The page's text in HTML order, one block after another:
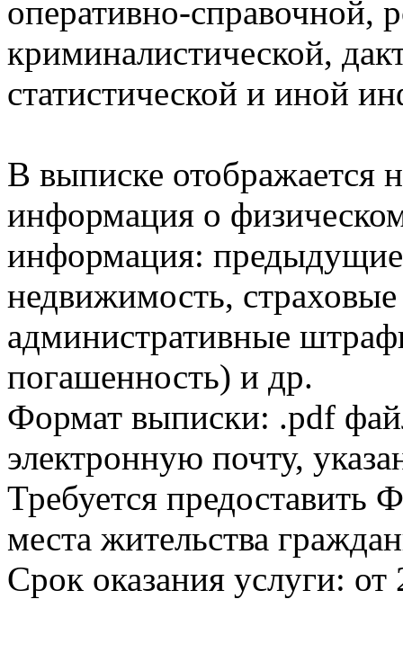
оперативно-справочной,
криминалистической,
статистической и иной
В выписке отображается
информация о
информация:
недвижимость,
административные
погашенность) и др.
Формат выписки: .pdf
электронную почту,
Требуется
места жительства
Срок оказания услуги: от